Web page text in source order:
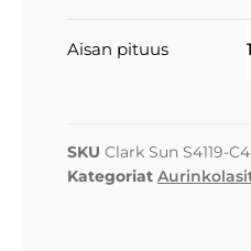
Aisan pituus
SKU Clark Sun S4119-C4
Kategoriat